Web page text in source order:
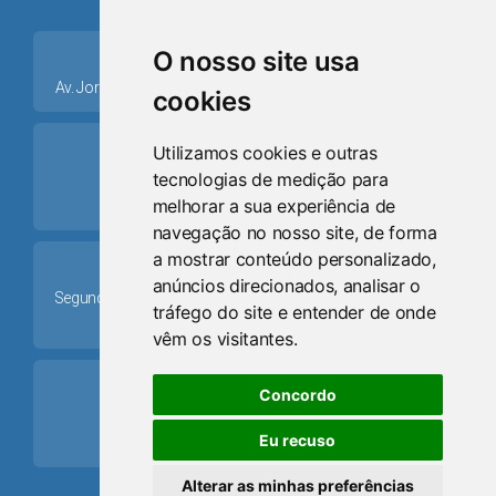
O nosso site usa
cookies
Utilizamos cookies e outras
tecnologias de medição para
melhorar a sua experiência de
navegação no nosso site, de forma
a mostrar conteúdo personalizado,
anúncios direcionados, analisar o
tráfego do site e entender de onde
vêm os visitantes.
Concordo
Eu recuso
Alterar as minhas preferências
place
Av. Jorge Dariva, 1211, Centro CEP: 95520.000 - Osório/RS
ring_volume
Telefone
(51) 9 8024-0884
Schedule
Segunda-feira a Sexta-feira: 08h às 12h e das 13h30min às
17h30min
mail
Email
camaraosorio@gmail.com